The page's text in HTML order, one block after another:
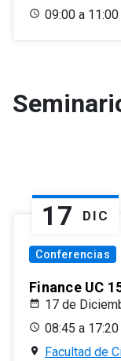
09:00 a
17 DIC
Conferencias
Finance UC
17 de
08:45 a 17:20
Facultad de